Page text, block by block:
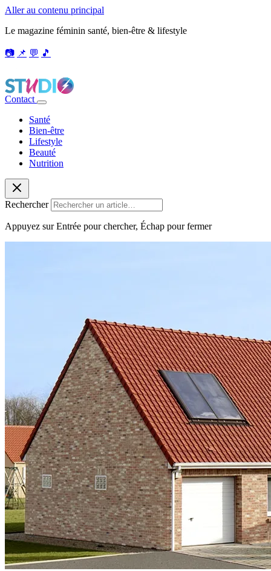
Aller au contenu principal
Le magazine féminin santé, bien-être & lifestyle
📷 📌 💬 🎵
Contact
Santé
Bien-être
Lifestyle
Beauté
Nutrition
Rechercher
Appuyez sur Entrée pour chercher, Échap pour fermer